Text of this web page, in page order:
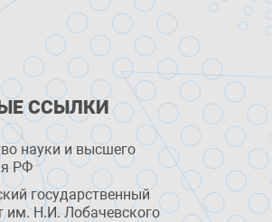
ССЫЛКИ
науки и высшего
РФ
государственный
им. Н.И. Лобачевского